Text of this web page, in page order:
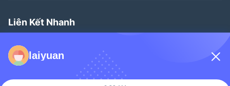
Liên Kết Nhanh
Nhà
Sản Phẩm
Video
laiyuan